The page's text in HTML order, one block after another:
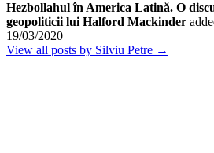
Hezbollahul în America Latină. O
geopoliticii lui Halford Mackinder
19/03/2020
View all posts by Silviu Petre →